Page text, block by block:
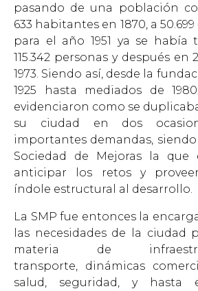
pasando de una población
633 habitantes en 1870, a
para el año 1951 ya se había
115.342 personas y después en
1973. Siendo así, desde la
1925 hasta mediados de
evidenciaron como se
su ciudad en dos
importantes demandas,
Sociedad de Mejoras la que
anticipar los retos y
índole estructural al desarrollo.
La SMP fue entonces la
las necesidades de la ciudad
materia de
transporte, dinámicas
salud, seguridad, y hasta